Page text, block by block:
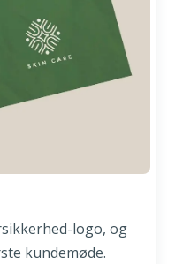
logo, og
kundemøde.